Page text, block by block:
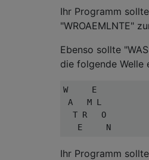
Ihr Programm
"WROAEMLNTE"
Ebenso sollte
die folgende Welle
W     E
A   M L
  T R   O
Ihr Programm